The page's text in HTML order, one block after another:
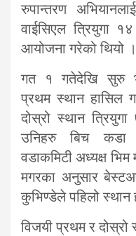
रुपान्तरण
वाईसिएल त्रियुगा
आयोजना गरेको थियो ।
गत १ गतेदेखि सुरु
प्रथम स्थान हासिल
दोस्रो स्थान
उनिहरु बिच कडा
वडाकमिटी अध्यक्ष
मगरका अनुसार
कुभिण्डेले पहिलो स्थान
विजयी प्रथम र दोस्रो